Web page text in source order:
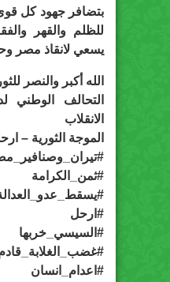
بتضافر جهود كل
للظلم والقهر
يسعي لانقاذ مصر
الله أكبر والنصر
التحالف
الانقلاب
الموجة الثورية –
#ثمن_الكرامة
#ارحل
#السيسي_خربها
#اعدام_انسان